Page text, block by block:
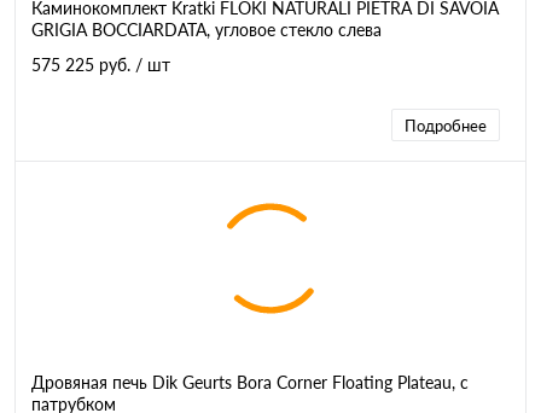
Каминокомплект Kratki FLOKI NATURALI PIETRA DI SAVOIA
GRIGIA BOCCIARDATA, угловое стекло слева
575 225 руб. / шт
Подробнее
Дровяная печь Dik Geurts Bora Corner Floating Plateau, с
патрубком